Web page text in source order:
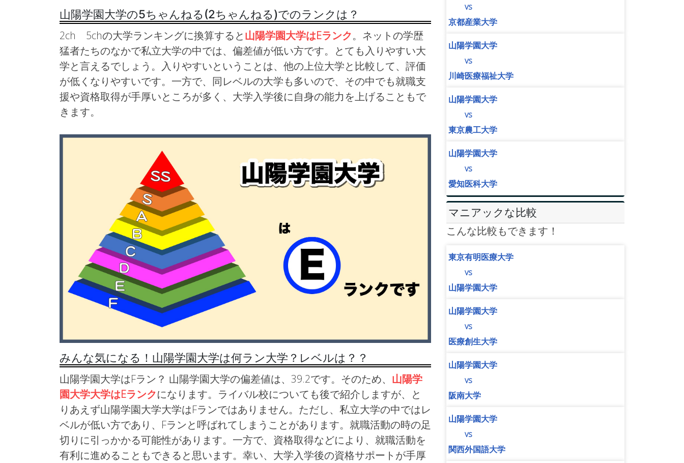
山陽学園大学の5ちゃんねる(2ちゃんねる)でのランクは？
2ch 5chの大学ランキングに換算すると山陽学園大学はEランク。ネットの学歴
猛者たちのなかで私立大学の中では、偏差値が低い方です。とても入りやすい大
学と言えるでしょう。入りやすいということは、他の上位大学と比較して、評価
が低くなりやすいです。一方で、同レベルの大学も多いので、その中でも就職支
援や資格取得が手厚いところが多く、大学入学後に自身の能力を上げることもで
きます。
みんな気になる！山陽学園大学は何ラン大学？レベルは？？
山陽学園大学はFラン？ 山陽学園大学の偏差値は、39.2です。そのため、 山陽学
園大学大学はEランクになります。ライバル校についても後で紹介しますが、と
りあえず山陽学園大学大学はFランではありません。ただし、私立大学の中ではレ
ベルが低い方であり、Fランと呼ばれてしまうことがあります。就職活動の時の足
切りに引っかかる可能性があります。一方で、資格取得などにより、就職活動を
有利に進めることもできると思います。幸い、大学入学後の資格サポートが手厚
vs
京都産業大学
山陽学園大学
vs
川崎医療福祉大学
山陽学園大学
vs
東京農工大学
山陽学園大学
vs
愛知医科大学
マニアックな比較
こんな比較もできます！
東京有明医療大学
vs
山陽学園大学
山陽学園大学
vs
医療創生大学
山陽学園大学
vs
阪南大学
山陽学園大学
vs
関西外国語大学